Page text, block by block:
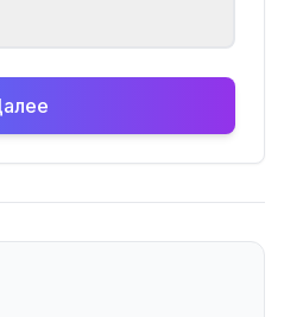
онлайн: проверьте